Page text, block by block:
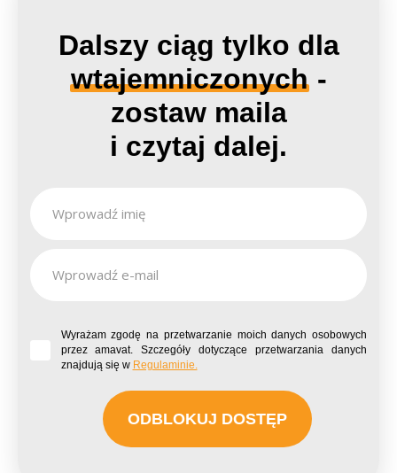
Dalszy ciąg tylko dla
wtajemniczonych-
zostaw maila
i czytaj dalej.
Wyrażam zgodę na przetwarzanie moich danych osobowych
przez amavat. Szczegóły dotyczące przetwarzania danych
znajdują się w Regulaminie.
ODBLOKUJ DOSTĘP